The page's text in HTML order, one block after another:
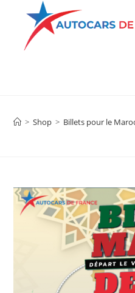
> Shop > Billets pour le